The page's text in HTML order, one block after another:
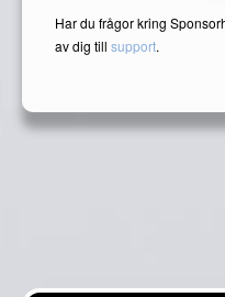
Har du frågor kring
av dig till support.